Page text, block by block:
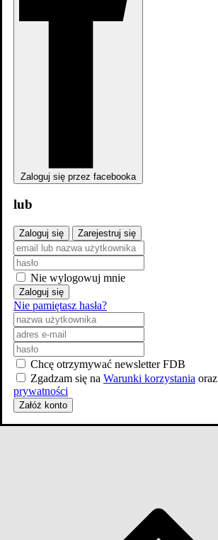
Skocz do wybranego zawodu
Aktorzy
25
Producenci
2
Scenariusz
1
Zaloguj się przez facebooka
lub
Zaloguj się Zarejestruj się
Nie wylogowuj mnie
Zaloguj się
Nie pamiętasz hasła?
Chcę otrzymywać newsletter FDB
Zgadzam się na Warunki korzystania oraz
prywatności
Załóż konto